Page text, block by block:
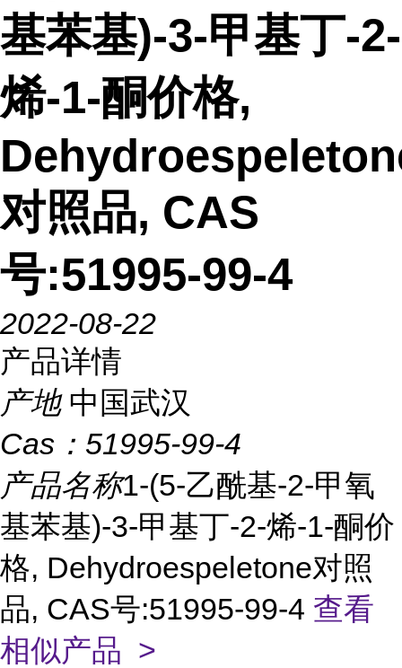
基苯基)-3-甲基丁-2-
烯-1-酮价格,
对照品, CAS
号:51995-99-4
2022-08-22
产品详情
产地 中国武汉
Cas： 51995-99-4
产品名称1-(5-乙酰基-2-甲氧
基苯基)-3-甲基丁-2-烯-1-酮价
格, Dehydroespeletone对照
品, CAS号:51995-99-4 查看
相似产品 >